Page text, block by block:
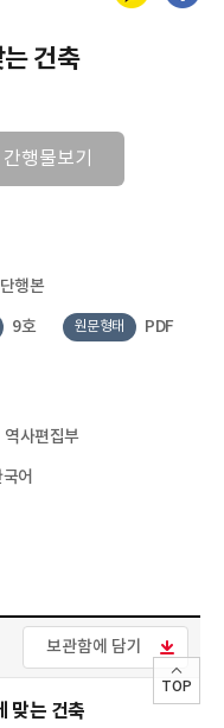
건축
간행물보기
단행본
9호 원문형태 PDF
역사편집부
어
보관함에 담기
맞는 건축
TOP